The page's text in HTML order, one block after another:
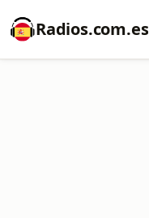
Radios.com.es